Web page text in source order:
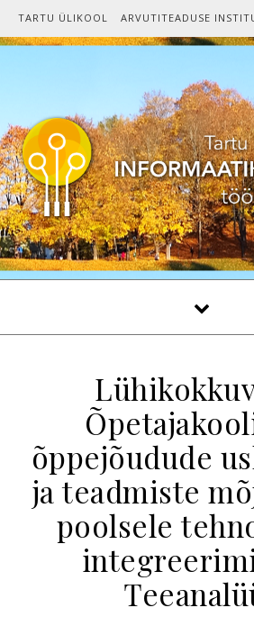
Skip to content
TARTU ÜLIKOOL ARVUTITEADUSE
õppejõudude
ja teadmiste
poolsele